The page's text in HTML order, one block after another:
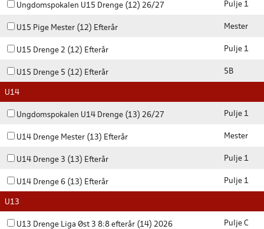
Ungdomspokalen U15 Drenge (12) 26/27 Pulje 1
U15 Pige Mester (12) Efterår Mester
U15 Drenge 2 (12) Efterår Pulje 1
U15 Drenge 5 (12) Efterår 5B
U14
Ungdomspokalen U14 Drenge (13) 26/27 Pulje 1
U14 Drenge Mester (13) Efterår Mester
U14 Drenge 3 (13) Efterår Pulje 1
U14 Drenge 6 (13) Efterår Pulje 1
U13
U13 Drenge Liga Øst 3 8:8 efterår (14) 2026 Pulje C